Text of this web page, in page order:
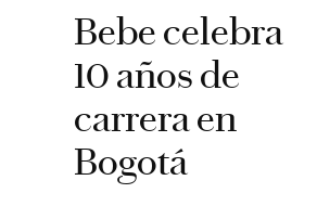
Bebe celebra
10 años de
carrera en
Bogotá